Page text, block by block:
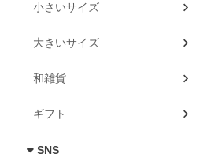
小さいサイズ
大きいサイズ
和雑貨
ギフト
SNS